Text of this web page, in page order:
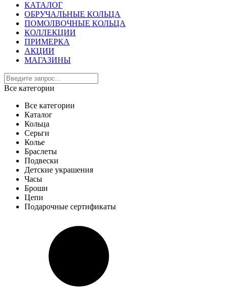
КАТАЛОГ
ОБРУЧАЛЬНЫЕ КОЛЬЦА
ПОМОЛВОЧНЫЕ КОЛЬЦА
КОЛЛЕКЦИИ
ПРИМЕРКА
АКЦИИ
МАГАЗИНЫ
Все категории
Все категории
Каталог
Кольца
Серьги
Колье
Браслеты
Подвески
Детские украшения
Часы
Броши
Цепи
Подарочные сертификаты